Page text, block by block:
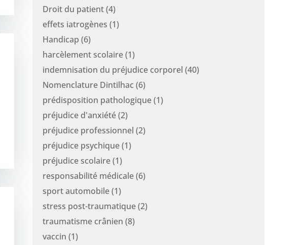
Droit du patient(4)
effets iatrogènes (1)
Handicap (6)
harcèlement scolaire(1)
indemnisation du préjudice corporel (40)
Nomenclature Dintilhac (6)
prédisposition pathologique(1)
préjudice d'anxiété(2)
préjudice professionnel (2)
préjudice psychique(1)
préjudice scolaire(1)
responsabilité médicale(6)
sport automobile(1)
stress post-traumatique(2)
traumatisme crânien (8)
vaccin (1)